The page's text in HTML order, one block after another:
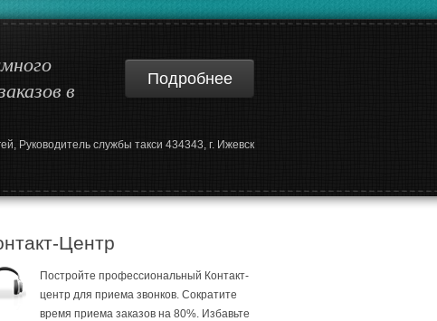
Подробнее
в
Руководитель службы такси 434343, г. Ижевск
Центр
Постройте профессиональный Контакт-
центр для приема звонков. Сократите
время приема заказов на 80%. Избавьте